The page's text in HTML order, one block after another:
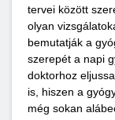
tervei között
olyan
bemutatják a
szerepét a napi
doktorhoz
is, hiszen a
még sokan